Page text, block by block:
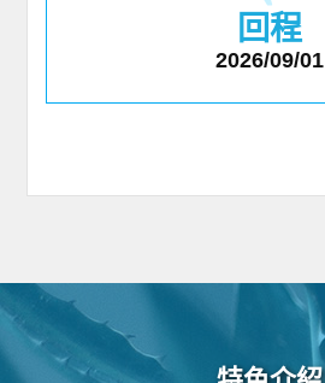
回程
2026/09/01